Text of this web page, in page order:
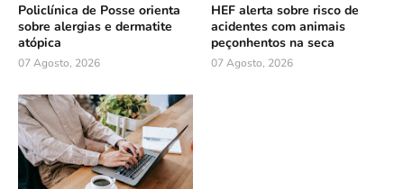
Policlínica de Posse orienta
sobre alergias e dermatite
atópica
07 Agosto, 2026
HEF alerta sobre risco de
acidentes com animais
peçonhentos na seca
07 Agosto, 2026